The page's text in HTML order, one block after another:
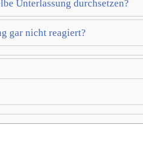
Unterlassung durchsetzen?
gar nicht reagiert?